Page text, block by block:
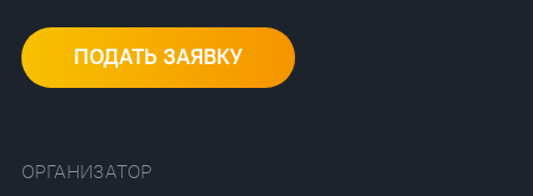
ПОДАТЬ ЗАЯВКУ
ОРГАНИЗАТОР